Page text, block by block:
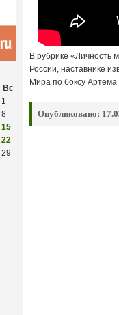
Вс
1
8
15
22
29
В рубрике «Личность
России, наставнике
Мира по боксу
Опубликовано: